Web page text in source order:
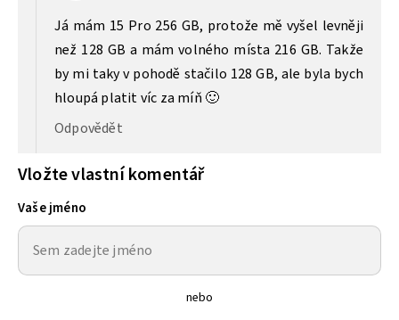
Já mám 15 Pro 256 GB, protože mě vyšel levněji
než 128 GB a mám volného místa 216 GB. Takže
by mi taky v pohodě stačilo 128 GB, ale byla bych
hloupá platit víc za míň 🙂
Odpovědět
Vložte vlastní komentář
Vaše jméno
nebo